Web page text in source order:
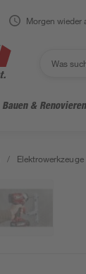
Morgen wieder
Bauen & Renovieren
/ Elektrowerkzeuge